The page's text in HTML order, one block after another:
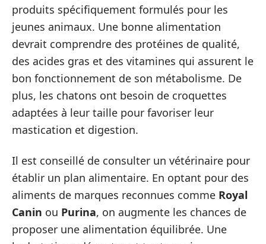
produits spécifiquement formulés pour les
jeunes animaux. Une bonne alimentation
devrait comprendre des protéines de qualité,
des acides gras et des vitamines qui assurent le
bon fonctionnement de son métabolisme. De
plus, les chatons ont besoin de croquettes
adaptées à leur taille pour favoriser leur
mastication et digestion.
Il est conseillé de consulter un vétérinaire pour
établir un plan alimentaire. En optant pour des
aliments de marques reconnues comme Royal
Canin ou Purina, on augmente les chances de
proposer une alimentation équilibrée. Une